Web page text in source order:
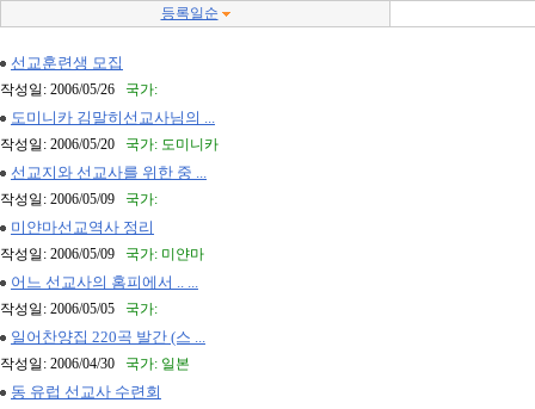
등록일순
선교훈련생 모집
작성일: 2006/05/26 국가:
도미니카 김말히선교사님의 ...
작성일: 2006/05/20 국가: 도미니카
선교지와 선교사를 위한 중 ...
작성일: 2006/05/09 국가:
미얀마선교역사 정리
작성일: 2006/05/09 국가: 미얀마
어느 선교사의 홈피에서 .. ...
작성일: 2006/05/05 국가:
일어찬양집 220곡 발간 (스 ...
작성일: 2006/04/30 국가: 일본
동 유럽 선교사 수련회